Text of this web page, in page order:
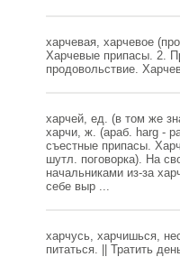
харчевая, харчевое
Харчевые припасы. 2.
продовольствие.
харчей, ед. (в том же
харчи, ж. (араб. harg -
съестные припасы.
шутл. поговорка). На
начальниками из-за
себе выр ...
харчусь, харчишься,
питаться. || Тратить